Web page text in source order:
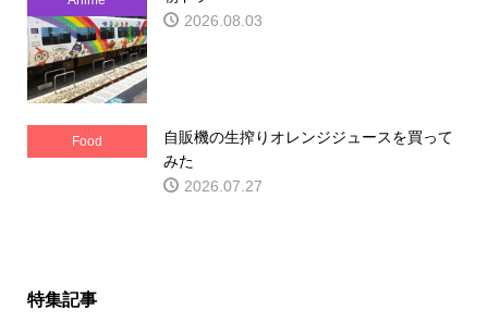
2026.08.03
Food
自販機の生搾りオレンジジュースを買って
みた
2026.07.27
特集記事